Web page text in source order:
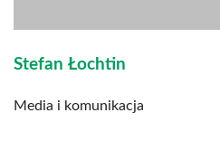
Stefan Łochtin
Media i komunikacja